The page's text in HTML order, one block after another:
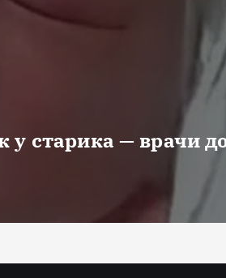
старика — врачи